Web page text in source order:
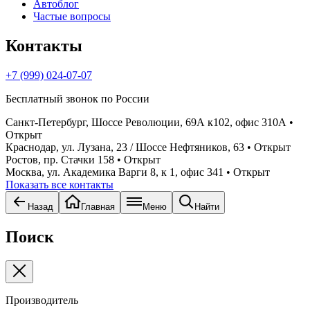
Автоблог
Частые вопросы
Контакты
+7 (999) 024-07-07
Бесплатный звонок по России
Санкт-Петербург, Шоссе Революции, 69А к102, офис 310А •
Открыт
Краснодар, ул. Лузана, 23 / Шоссе Нефтяников, 63 • Открыт
Ростов, пр. Стачки 158 • Открыт
Москва, ул. Академика Варги 8, к 1, офис 341 • Открыт
Показать все контакты
Назад Главная Меню Найти
Поиск
Производитель